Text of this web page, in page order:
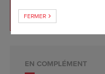
Retour à l'origine et
EN COMPLÉMENT
FERMER